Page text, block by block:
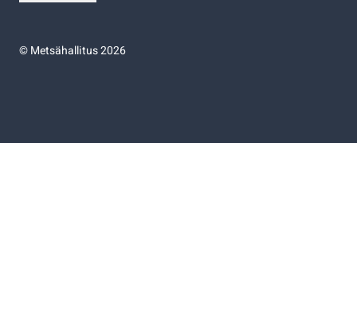
©Metsähallitus 2026